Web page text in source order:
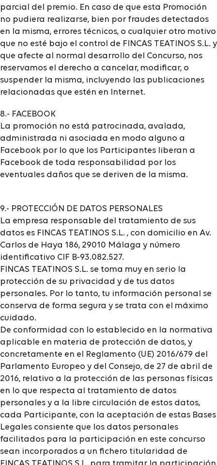
parcial del premio. En caso de que esta Promoción
no pudiera realizarse, bien por fraudes detectados
en la misma, errores técnicos, o cualquier otro motivo
que no esté bajo el control de FINCAS TEATINOS S.L. y
que afecte al normal desarrollo del Concurso, nos
reservamos el derecho a cancelar, modificar, o
suspender la misma, incluyendo las publicaciones
relacionadas que estén en Internet.
8.- FACEBOOK
La promoción no está patrocinada, avalada,
administrada ni asociada en modo alguno a
Facebook por lo que los Participantes liberan a
Facebook de toda responsabilidad por los
eventuales daños que se deriven de la misma.
9.- PROTECCIÓN DE DATOS PERSONALES
La empresa responsable del tratamiento de sus
datos es FINCAS TEATINOS S.L. , con domicilio en Av.
Carlos de Haya 186, 29010 Málaga y número
identificativo CIF B-93.082.527.
FINCAS TEATINOS S.L. se toma muy en serio la
protección de su privacidad y de tus datos
personales. Por lo tanto, tu información personal se
conserva de forma segura y se trata con el máximo
cuidado.
De conformidad con lo establecido en la normativa
aplicable en materia de protección de datos, y
concretamente en el Reglamento (UE) 2016/679 del
Parlamento Europeo y del Consejo, de 27 de abril de
2016, relativo a la protección de las personas físicas
en lo que respecta al tratamiento de datos
personales y a la libre circulación de estos datos,
cada Participante, con la aceptación de estas Bases
Legales consiente que los datos personales
facilitados para la participación en este concurso
sean incorporados a un fichero titularidad de